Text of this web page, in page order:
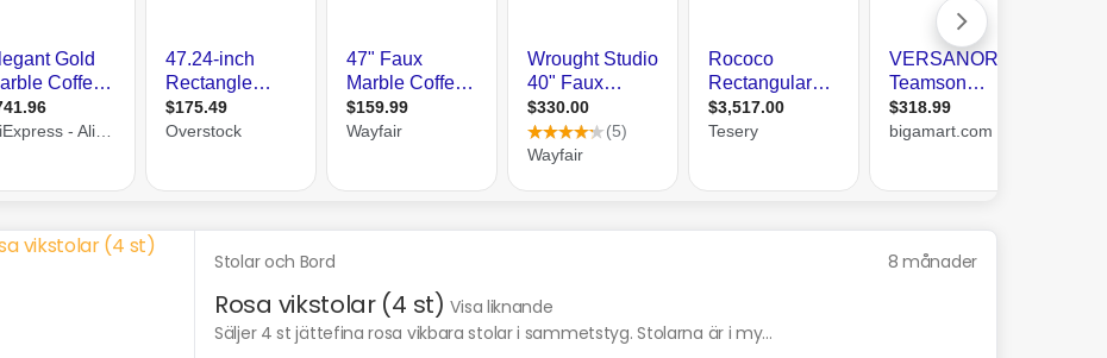
Stolar och Bord 8 månader
Rosa vikstolar (4 st) Visa liknande
Säljer 4 st jättefina rosa vikbara stolar i sammetstyg. Stolarna är i my...